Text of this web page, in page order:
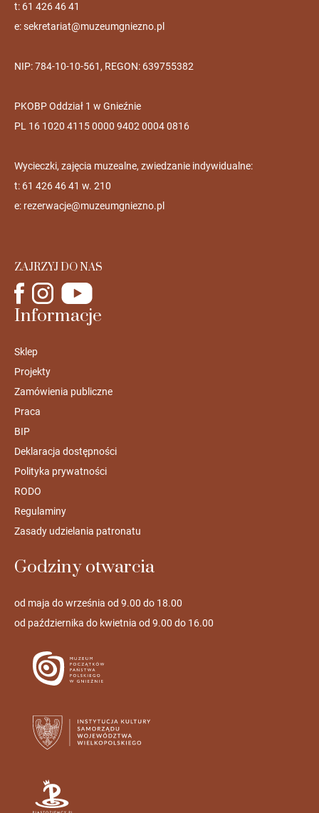
t: 61 426 46 41
e:sekretariat@muzeumgniezno.pl
NIP: 784-10-10-561, REGON: 639755382
PKOBP Oddział 1 w Gnieźnie
PL 16 1020 4115 0000 9402 0004 0816
Wycieczki, zajęcia muzealne, zwiedzanie indywidualne:
t: 61 426 46 41 w. 210
e: rezerwacje@muzeumgniezno.pl
ZAJRZYJ DO NAS
Informacje
Sklep
Projekty
Zamówienia publiczne
Praca
BIP
Deklaracja dostępności
Polityka prywatności
RODO
Regulaminy
Zasady udzielania patronatu
Godziny otwarcia
od maja do września od 9.00 do 18.00
od października do kwietnia od 9.00 do 16.00